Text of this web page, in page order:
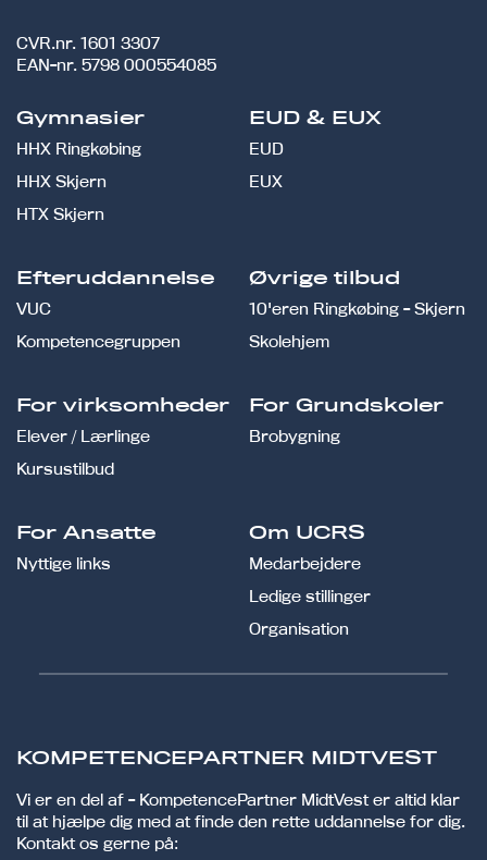
CVR.nr. 1601 3307
EAN-nr. 5798 000554085
Gymnasier
HHX Ringkøbing
HHX Skjern
HTX Skjern
EUD & EUX
EUD
EUX
Efteruddannelse
VUC
Kompetencegruppen
Øvrige tilbud
10'eren Ringkøbing - Skjern
Skolehjem
For virksomheder
Elever / Lærlinge
Kursustilbud
For Grundskoler
Brobygning
For Ansatte
Nyttige links
Om UCRS
Medarbejdere
Ledige stillinger
Organisation
KOMPETENCEPARTNER MIDTVEST
Vi er en del af - KompetencePartner MidtVest er altid klar
til at hjælpe dig med at finde den rette uddannelse for dig.
Kontakt os gerne på: